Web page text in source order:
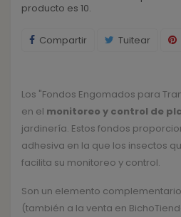
producto es 10.
Compartir Tuitear
Los "Fondos Engomados para
en el monitoreo y control de
jardinería. Estos fondos
adhesiva en la que los insectos
facilita su monitoreo y control.
Son un elemento
(también a la venta en